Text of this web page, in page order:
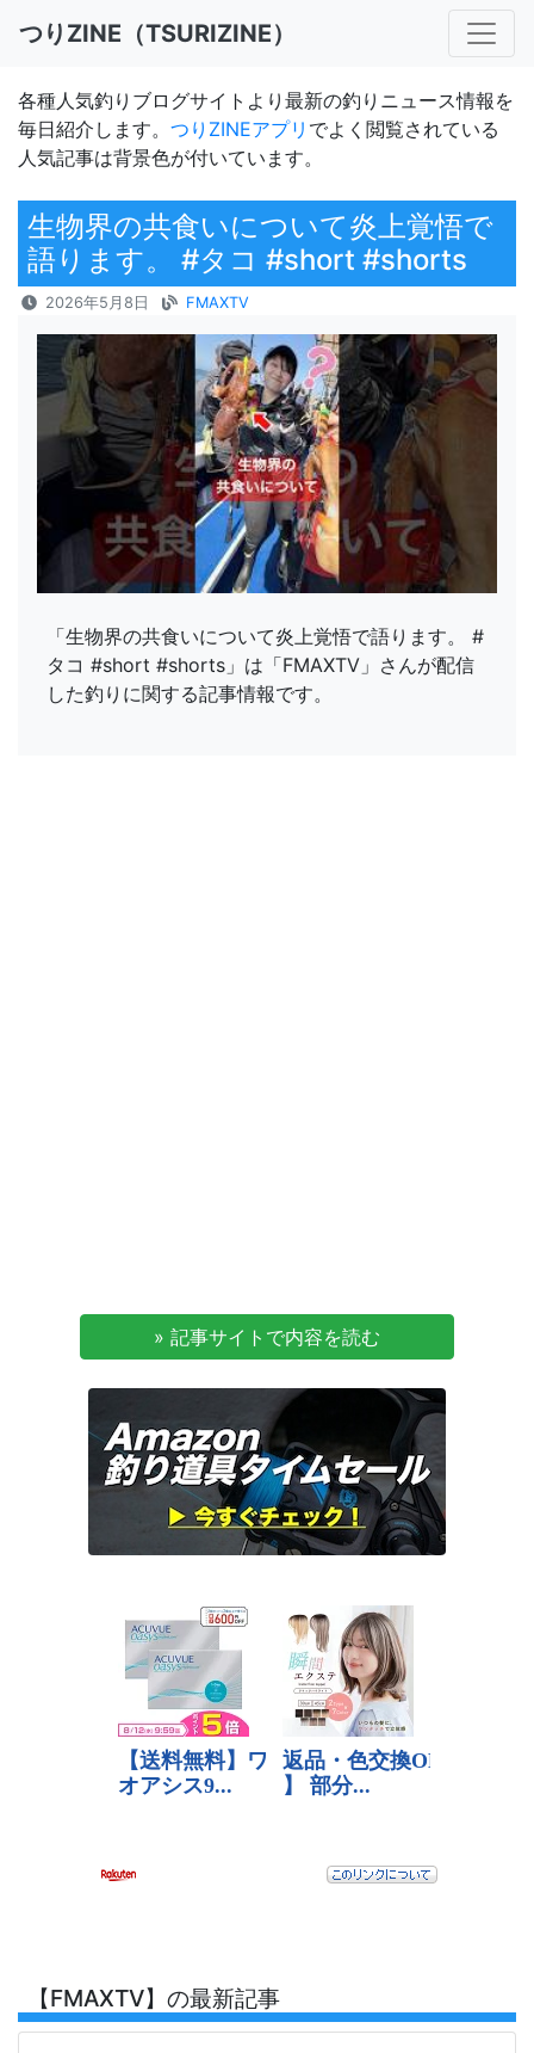
つりZINE（TSURIZINE）
各種人気釣りブログサイトより最新の釣りニュース情報を
毎日紹介します。 つりZINEアプリ でよく閲覧されている
人気記事は背景色が付いています。
生物界の共食いについて炎上覚悟で
語ります。 #タコ #short #shorts
2026年5月8日 FMAXTV
「生物界の共食いについて炎上覚悟で語ります。 #
タコ #short #shorts」は「FMAXTV」さんが配信
した釣りに関する記事情報です。
» 記事サイトで内容を読む
【FMAXTV】の最新記事